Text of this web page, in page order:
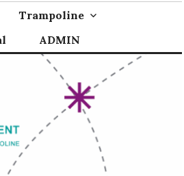
Trampoline
ADMIN